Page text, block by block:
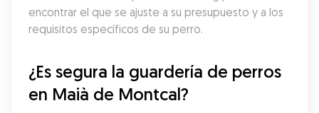
encontrar el que se ajuste a su presupuesto y a los
requisitos específicos de su perro.
¿Es segura la guardería de perros
en Maià de Montcal?